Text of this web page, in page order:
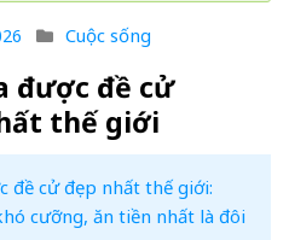
Cuộc sống
được đề cử
thế giới
đề cử đẹp nhất thế giới:
cưỡng, ăn tiền nhất là đôi